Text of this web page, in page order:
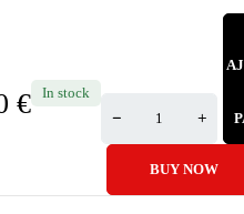
€ In stock
BUY NOW